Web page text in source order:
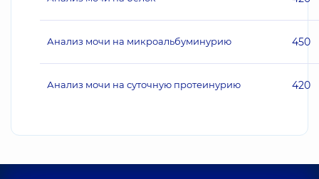
Анализ мочи на микроальбуминурию 450
Анализ мочи на суточную протеинурию 420